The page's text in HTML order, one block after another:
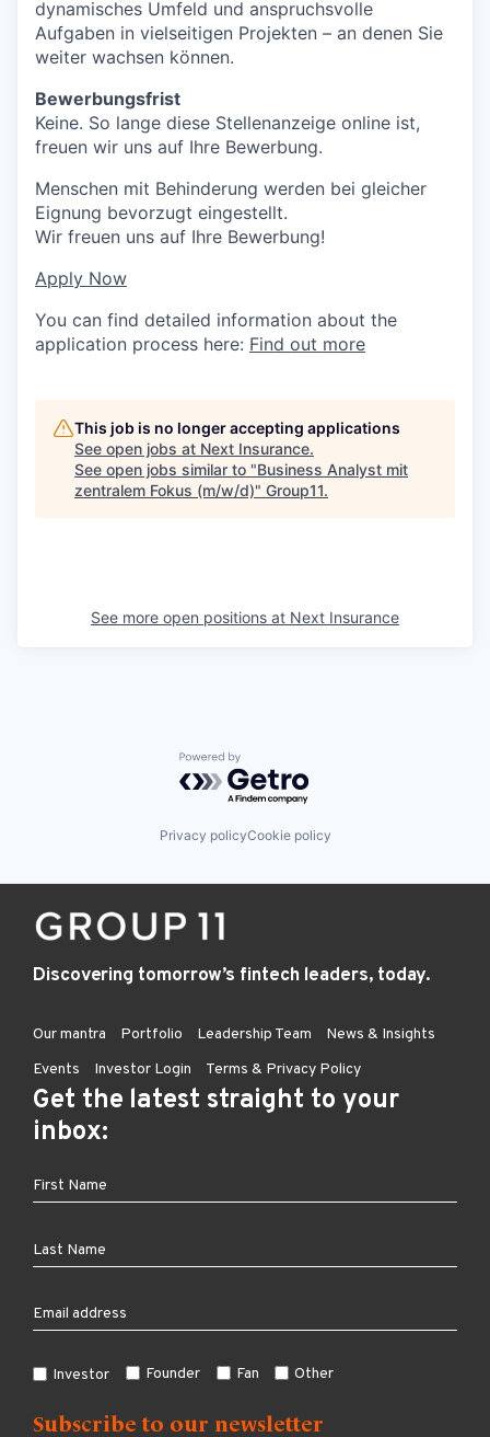
dynamisches Umfeld und anspruchsvolle
Aufgaben in vielseitigen Projekten – an denen Sie
weiter wachsen können.
Bewerbungsfrist
Keine. So lange diese Stellenanzeige online ist,
freuen wir uns auf Ihre Bewerbung.
Menschen mit Behinderung werden bei gleicher
Eignung bevorzugt eingestellt.
Wir freuen uns auf Ihre Bewerbung!
Apply Now
You can find detailed information about the
application process here: Find out more
This job is no longer accepting applications
See open jobs at Next Insurance.
See open jobs similar to "Business Analyst mit
zentralem Fokus (m/w/d)" Group11.
See more open positions at Next Insurance
Powered by Getro.com
Privacy policyCookie policy
Discovering tomorrow’s fintech leaders, today.
Our mantra Portfolio Leadership Team
News & Insights
Events
Investor Login Terms & Privacy Policy
Get the latest straight to your
inbox:
Investor Founder Fan Other